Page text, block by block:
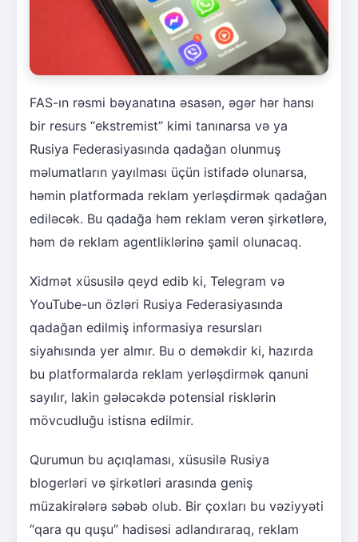
FAS-ın rəsmi bəyanatına əsasən, əgər hər hansı
bir resurs “ekstremist” kimi tanınarsa və ya
Rusiya Federasiyasında qadağan olunmuş
məlumatların yayılması üçün istifadə olunarsa,
həmin platformada reklam yerləşdirmək qadağan
ediləcək. Bu qadağa həm reklam verən şirkətlərə,
həm də reklam agentliklərinə şamil olunacaq.
Xidmət xüsusilə qeyd edib ki, Telegram və
YouTube-un özləri Rusiya Federasiyasında
qadağan edilmiş informasiya resursları
siyahısında yer almır. Bu o deməkdir ki, hazırda
bu platformalarda reklam yerləşdirmək qanuni
sayılır, lakin gələcəkdə potensial risklərin
mövcudluğu istisna edilmir.
Qurumun bu açıqlaması, xüsusilə Rusiya
blogerləri və şirkətləri arasında geniş
müzakirələrə səbəb olub. Bir çoxları bu vəziyyəti
“qara qu quşu” hadisəsi adlandıraraq, reklam